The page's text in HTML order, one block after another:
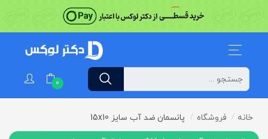
0
خانه فروشگاه پانسمان ضد آب سایز 15x10